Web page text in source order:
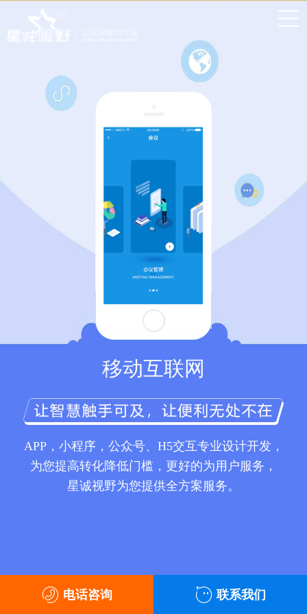
移动互联网
APP，小程序，公众号、H5交互专业设计开发，
为您提高转化降低门槛，更好的为用户服务，
星诚视野为您提供全方案服务。
电话咨询 联系我们